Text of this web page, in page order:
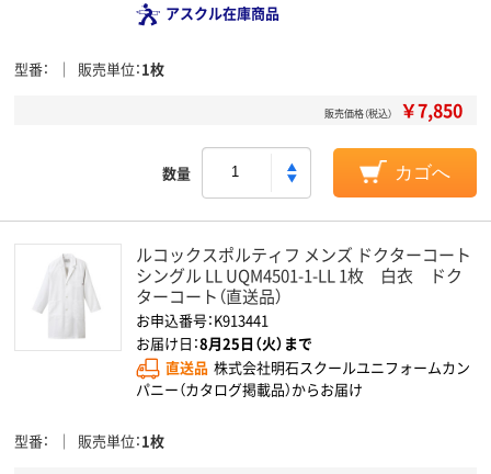
アスクル在庫商品
型番 販売単位 1枚
販売価格（税込） ￥7,850
数量 カゴへ
ルコックスポルティフ メンズ ドクターコート
シングル LL UQM4501-1-LL 1枚 白衣 ドク
ターコート（直送品）
お申込番号：K913441
お届け日：8月25日（火）まで
直送品 株式会社明石スクールユニフォームカン
パニー（カタログ掲載品）からお届け
型番 販売単位 1枚